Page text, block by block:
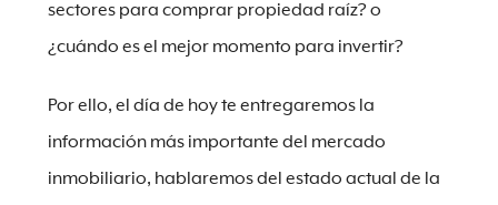
sectores para comprar propiedad raíz? o
¿cuándo es el mejor momento para invertir?
Por ello, el día de hoy te entregaremos la
información más importante del mercado
inmobiliario, hablaremos del estado actual de la